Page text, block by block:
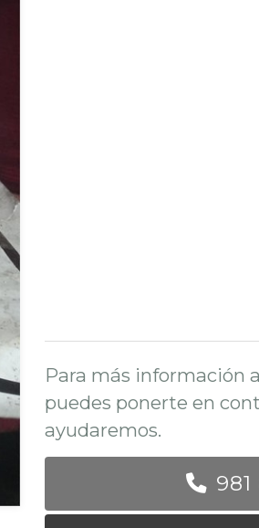
Para más información
puedes ponerte en
ayudaremos.